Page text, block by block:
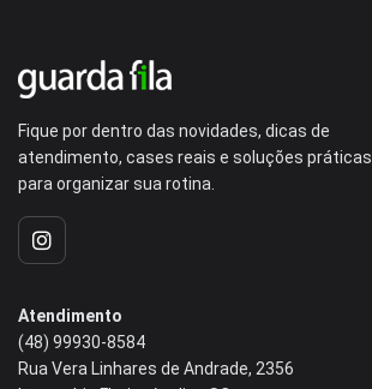
Fique por dentro das novidades, dicas de
atendimento, cases reais e soluções práticas
para organizar sua rotina.
Atendimento
(48) 99930‑8584‬
Rua Vera Linhares de Andrade, 2356